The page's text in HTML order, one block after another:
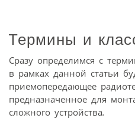
Термины и
Сразу определимся с
в рамках данной статьи
приемопередающее
предназначенное для
сложного устройства.